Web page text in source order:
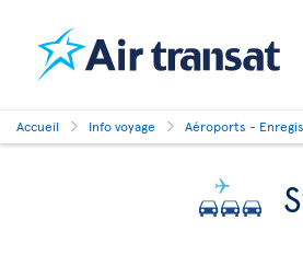
Accueil Info voyage Aéroports -